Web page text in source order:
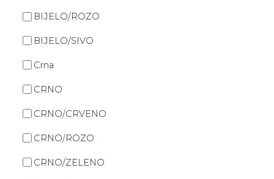
BIJELO/ROZO
BIJELO/SIVO
Crna
CRNO
CRNO/CRVENO
CRNO/ROZO
CRNO/ZELENO